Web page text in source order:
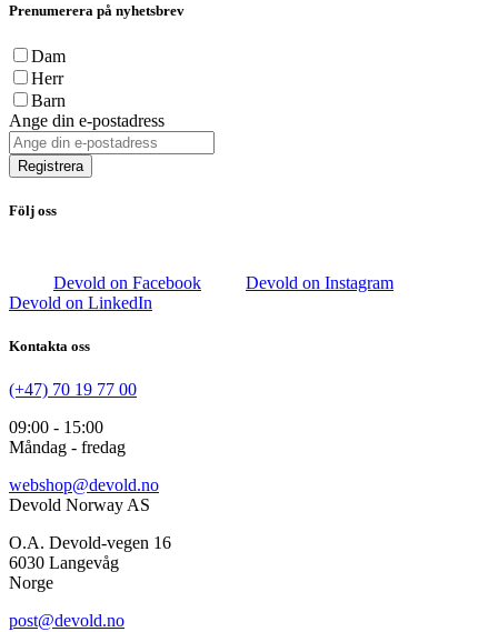
Prenumerera på nyhetsbrev
Dam
Herr
Barn
Ange din e-postadress
Registrera
Följ oss
Devold on Facebook
Devold on Instagram
Devold on LinkedIn
Kontakta oss
(+47) 70 19 77 00
09:00 - 15:00
Måndag - fredag
webshop@devold.no
Devold Norway AS
O.A. Devold-vegen 16
6030 Langevåg
Norge
post@devold.no